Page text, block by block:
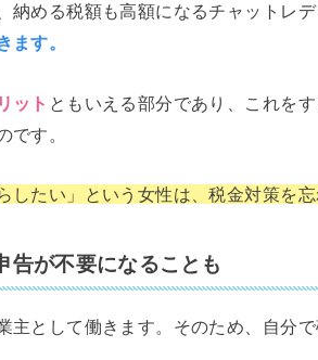
納める税額も高額になるチャットレデ
ます。
ット ともいえる部分であり、これを
です。
したい」という女性は、税金対策を
告が不要になることも
主として働きます。そのため、自分